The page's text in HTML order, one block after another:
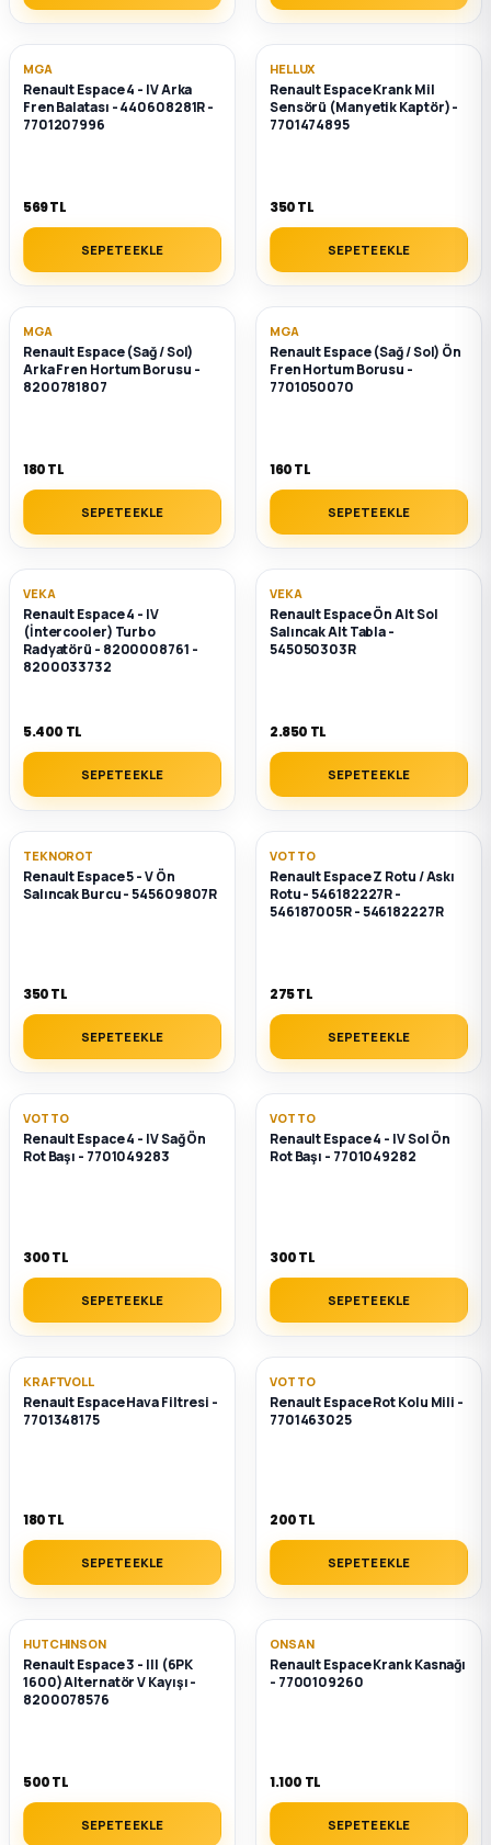
MGA
Renault Espace 4 - IV Arka
Fren Balatası - 440608281R -
7701207996
569 TL
SEPETE EKLE
HELLUX
Renault Espace Krank Mil
Sensörü (Manyetik Kaptör) -
7701474895
350 TL
SEPETE EKLE
MGA
Renault Espace (Sağ / Sol)
Arka Fren Hortum Borusu -
8200781807
180 TL
SEPETE EKLE
MGA
Renault Espace (Sağ / Sol) Ön
Fren Hortum Borusu -
7701050070
160 TL
SEPETE EKLE
VEKA
Renault Espace 4 - IV
(İntercooler) Turbo
Radyatörü - 8200008761 -
8200033732
5.400 TL
SEPETE EKLE
VEKA
Renault Espace Ön Alt Sol
Salıncak Alt Tabla -
545050303R
2.850 TL
SEPETE EKLE
TEKNOROT
Renault Espace 5 - V Ön
Salıncak Burcu - 545609807R
350 TL
SEPETE EKLE
VOTTO
Renault Espace Z Rotu / Askı
Rotu - 546182227R -
546187005R - 546182227R
275 TL
SEPETE EKLE
VOTTO
Renault Espace 4 - IV Sağ Ön
Rot Başı - 7701049283
300 TL
SEPETE EKLE
VOTTO
Renault Espace 4 - IV Sol Ön
Rot Başı - 7701049282
300 TL
SEPETE EKLE
KRAFTVOLL
Renault Espace Hava Filtresi -
7701348175
180 TL
SEPETE EKLE
VOTTO
Renault Espace Rot Kolu Mili -
7701463025
200 TL
SEPETE EKLE
HUTCHINSON
Renault Espace 3 - III (6PK
1600) Alternatör V Kayışı -
8200078576
500 TL
SEPETE EKLE
ONSAN
Renault Espace Krank Kasnağı
- 7700109260
1.100 TL
SEPETE EKLE